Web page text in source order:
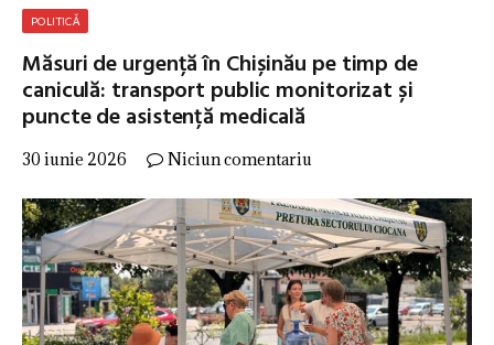
POLITICĂ
Măsuri de urgență în Chișinău pe timp de
caniculă: transport public monitorizat și
puncte de asistență medicală
30 iunie 2026 Niciun comentariu